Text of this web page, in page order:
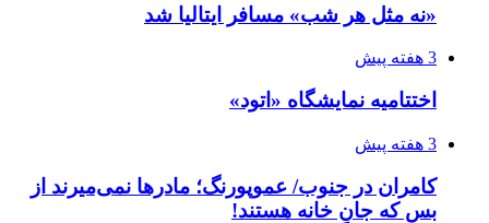
«نه مثل هر شب» مسافر ایتالیا شد
3 هفته پیش
اختتامیه نمایشگاه «اتود»
3 هفته پیش
کامران در جنوب/ عموپورنگ؛ مادرها نمی‌میرند از
بس که جانِ خانه هستند!